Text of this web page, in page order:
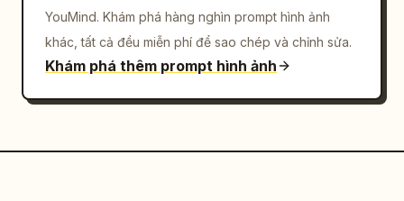
YouMind. Khám phá hàng nghìn prompt hình ảnh
khác, tất cả đều miễn phí để sao chép và chỉnh sửa.
Khám phá thêm prompt hình ảnh